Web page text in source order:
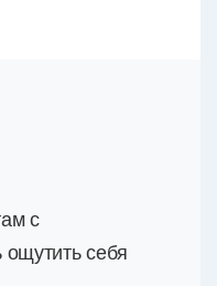
с
ощутить себя